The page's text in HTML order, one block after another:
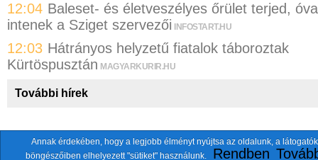
12:04 Baleset- és életveszélyes őrület terjed, óva
intenek a Sziget szervezői
INFOSTART.HU
12:03 Hátrányos helyzetű fiatalok táboroztak
Kürtöspusztán MAGYARKURIR.HU
További hírek
A fentiekkel együtt összesen118 oldaltszemlézünk.
Annak érdekében, hogy a legjobb élményt nyújtsa az oldalunk, a látogatók
böngészőiben elhelyezett "sütiket" használunk.
Rendben